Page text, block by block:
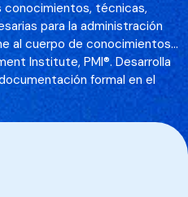
conocimientos, técnicas,
para la administración
al cuerpo de conocimientos
Institute, PMI®. Desarrolla
formal en el
y control de
de proyectos.